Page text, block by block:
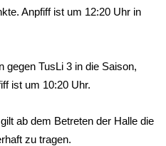
Anpfiff ist um 12:20 Uhr in
gegen TusLi 3 in die Saison,
ist um 10:20 Uhr.
ab dem Betreten der Halle die
zu tragen.